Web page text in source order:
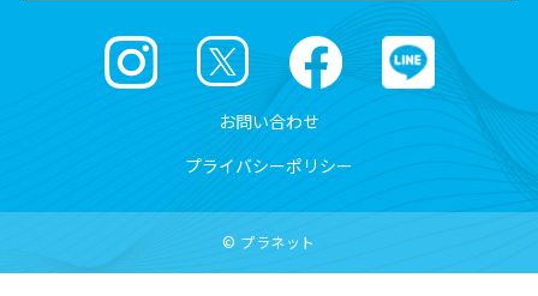
お問い合わせ
プライバシーポリシー
© プラネット